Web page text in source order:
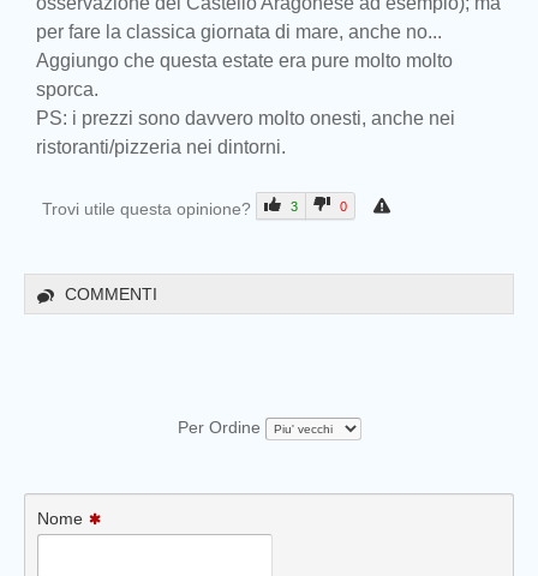
per fare la classica giornata di mare, anche no...
Aggiungo che questa estate era pure molto molto
sporca.
PS: i prezzi sono davvero molto onesti, anche nei
ristoranti/pizzeria nei dintorni.
Trovi utile questa opinione? 3 0
COMMENTI
Per Ordine
Nome